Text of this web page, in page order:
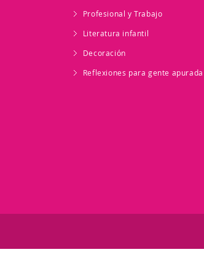
Profesional y Trabajo
Literatura infantil
Decoración
Reflexiones para gente apurada